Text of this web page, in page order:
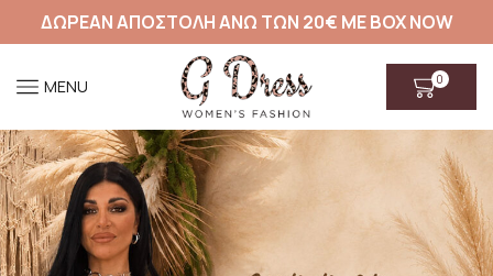
ΔΩΡΕΑΝ ΑΠΟΣΤΟΛΗ ΑΝΩ ΤΩΝ 20€ ΜΕ BOX NOW
MENU 0